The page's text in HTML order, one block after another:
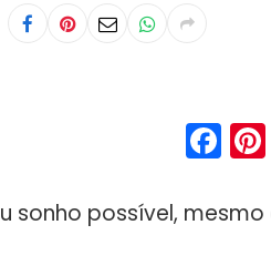
sonho possível,